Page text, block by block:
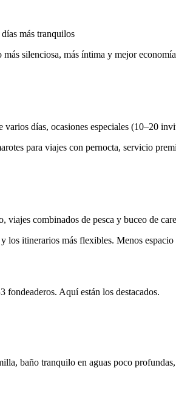
más tranquilos
silenciosa, más íntima y mejor
días, ocasiones especiales (10–20
para viajes con pernocta, servicio
combinados de pesca y buceo de
itinerarios más flexibles. Menos
Aquí están los destacados.
baño tranquilo en aguas poco